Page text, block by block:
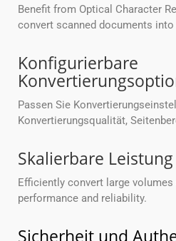
Benefit from Optical Character
convert scanned documents
Konfigurierbare
Passen Sie
Konvertierungsqualität,
Skalierbare Leistung
Efficiently convert large
performance and reliability.
Sicherheit und